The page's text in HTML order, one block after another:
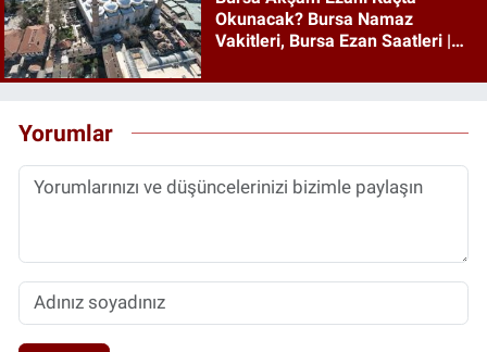
Okunacak? Bursa Namaz
Vakitleri, Bursa Ezan Saatleri |
Yorumlar